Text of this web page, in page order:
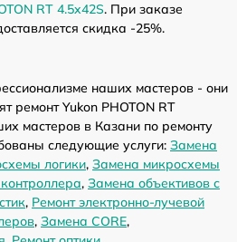
RT 4.5x42S. При заказе
скидка -25%.
наших мастеров - они
ремонт Yukon PHOTON RT
мастеров в Казани по ремонту
следующие услуги: Замена
логики, Замена микросхемы
, Замена объективов с
, Ремонт электронно-лучевой
, Замена CORE,